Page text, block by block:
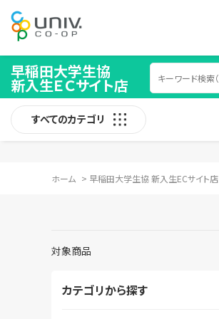
早稲田大学生協
新入生ＥＣサイト店
すべてのカテゴリ
ホーム > 早稲田大学生協 新入生ECサイト店
対象商品
カテゴリから探す